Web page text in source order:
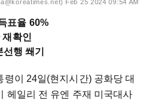
Feb 25 2024 09:54 AM
표율 60%
재확인
행 쐐기
령이 24일(현지시간) 공화당 대
헤일리 전 유엔 주재 미국대사